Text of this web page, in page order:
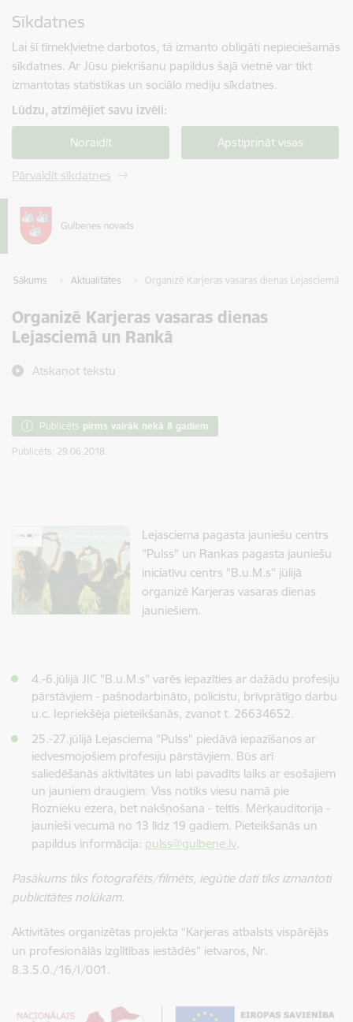
Sīkdatnes
Lai šī tīmekļvietne darbotos, tā izmanto obligāti nepieciešamās
sīkdatnes. Ar Jūsu piekrišanu papildus šajā vietnē var tikt
izmantotas statistikas un sociālo mediju sīkdatnes.
Lūdzu, atzīmējiet savu izvēli:
Noraidīt Apstiprināt visas
Pārvaldīt sīkdatnes
Sākums Aktualitātes Organizē Karjeras vasaras dienas Lejasciemā
Organizē Karjeras vasaras dienas
Lejasciemā un Rankā
Atskaņot tekstu
Publicēts pirms vairāk nekā 8 gadiem
Publicēts: 29.06.2018.
Lejasciema pagasta jauniešu centrs
"Pulss" un Rankas pagasta jauniešu
iniciatīvu centrs "B.u.M.s" jūlijā
organizē Karjeras vasaras dienas
jauniešiem.
4.-6.jūlijā JIC "B.u.M.s" varēs iepazīties ar dažādu profesiju
pārstāvjiem - pašnodarbināto, policistu, brīvprātīgo darbu
u.c. Iepriekšēja pieteikšanās, zvanot t. 26634652.
25.-27.jūlijā Lejasciema "Pulss" piedāvā iepazīšanos ar
iedvesmojošiem profesiju pārstāvjiem. Būs arī
saliedēšanās aktivitātes un labi pavadīts laiks ar esošajiem
un jauniem draugiem. Viss notiks viesu namā pie
Roznieku ezera, bet nakšņošana - teltīs. Mērķauditorija -
jaunieši vecumā no 13 līdz 19 gadiem. Pieteikšanās un
papildus informācija: pulss@gulbene.lv.
Pasākums tiks fotografēts/filmēts, iegūtie dati tiks izmantoti
publicitātes nolūkam.
Aktivitātes organizētas projekta “Karjeras atbalsts vispārējās
un profesionālās izglītības iestādēs” ietvaros, Nr.
8.3.5.0./16/I/001.